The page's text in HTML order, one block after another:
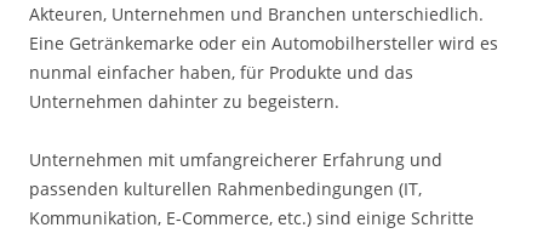
Akteuren, Unternehmen und Branchen unterschiedlich.
Eine Getränkemarke oder ein Automobilhersteller wird es
nunmal einfacher haben, für Produkte und das
Unternehmen dahinter zu begeistern.
Unternehmen mit umfangreicherer Erfahrung und
passenden kulturellen Rahmenbedingungen (IT,
Kommunikation, E-Commerce, etc.) sind einige Schritte